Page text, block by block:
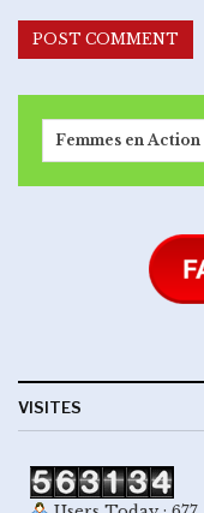
Femmes en Action
VISITES